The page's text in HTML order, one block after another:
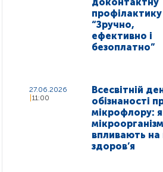
профілактику
“Зручно,
ефективно і
безоплатно”
27.06.2026
11:00
Всесвітній
обізнаності
мікрофлору:
впливають на
здоров’я